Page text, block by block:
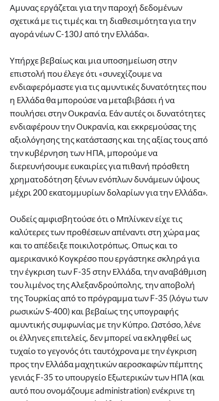
Αμυνας εργάζεται για την παροχή δεδομένων
σχετικά με τις τιμές και τη διαθεσιμότητα για την
αγορά νέων C-130J από την Ελλάδα».
Υπήρχε βεβαίως και μια υποσημείωση στην
επιστολή που έλεγε ότι «συνεχίζουμε να
ενδιαφερόμαστε για τις αμυντικές δυνατότητες που
η Ελλάδα θα μπορούσε να μεταβιβάσει ή να
πουλήσει στην Ουκρανία. Εάν αυτές οι δυνατότητες
ενδιαφέρουν την Ουκρανία, και εκκρεμούσας της
αξιολόγησης της κατάστασης και της αξίας τους από
την κυβέρνηση των ΗΠΑ, μπορούμε να
διερευνήσουμε ευκαιρίες για πιθανή πρόσθετη
χρηματοδότηση ξένων ενόπλων δυνάμεων ύψους
μέχρι 200 εκατομμυρίων δολαρίων για την Ελλάδα».
Ουδείς αμφισβητούσε ότι ο Μπλίνκεν είχε τις
καλύτερες των προθέσεων απέναντι στη χώρα μας
και το απέδειξε ποικιλοτρόπως. Οπως και το
αμερικανικό Κογκρέσο που εργάστηκε σκληρά για
την έγκριση των F-35 στην Ελλάδα, την αναβάθμιση
του λιμένος της Αλεξανδρούπολης, την αποβολή
της Τουρκίας από το πρόγραμμα των F-35 (λόγω των
ρωσικών S-400) και βεβαίως της υπογραφής
αμυντικής συμφωνίας με την Κύπρο. Ωστόσο, λένε
οι έλληνες επιτελείς, δεν μπορεί να εκληφθεί ως
τυχαίο το γεγονός ότι ταυτόχρονα με την έγκριση
προς την Ελλάδα μαχητικών αεροσκαφών πέμπτης
γενιάς F-35 το υπουργείο Εξωτερικών των ΗΠΑ (και
αυτό που ονομάζουμε administration) ενέκρινε τη